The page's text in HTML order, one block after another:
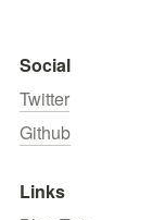
Social
Twitter
Github
Links